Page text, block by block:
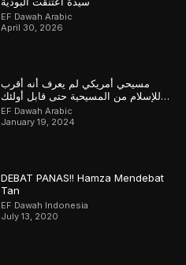
EF Dawah Arabic
April 30, 2026
مسيحي أمريكي لم يعرف أنه أقرب
للإسلام من المسيحية حتى قابل أولئك
المسلمين
EF Dawah Arabic
January 19, 2024
DEBAT PANAS!! Hamza Mendebat
Tan
EF Dawah Indonesia
July 13, 2020